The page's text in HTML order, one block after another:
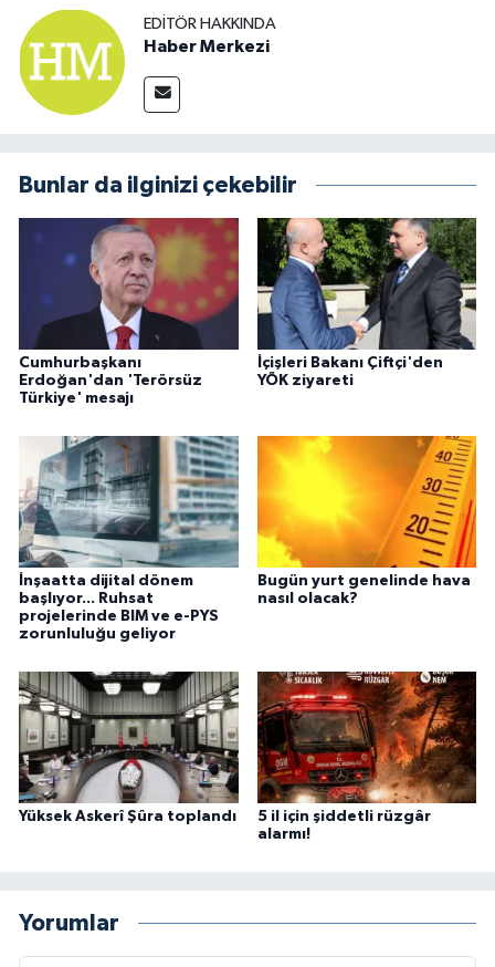
EDITÖR HAKKINDA
Haber Merkezi
Bunlar da ilginizi çekebilir
Cumhurbaşkanı
Erdoğan'dan 'Terörsüz
Türkiye' mesajı
İçişleri Bakanı Çiftçi'den
YÖK ziyareti
İnşaatta dijital dönem
başlıyor... Ruhsat
projelerinde BIM ve e-PYS
zorunluluğu geliyor
Bugün yurt genelinde hava
nasıl olacak?
Yüksek Askerî Şûra toplandı
5 il için şiddetli rüzgâr
alarmı!
Yorumlar